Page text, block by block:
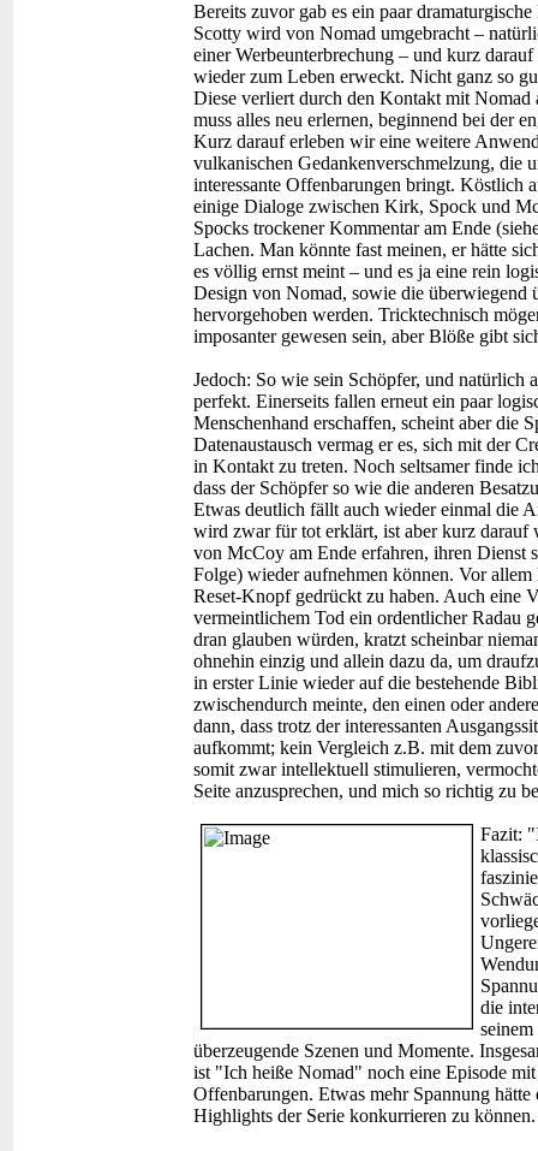
Bereits zuvor gab es ein paar
Scotty wird von Nomad umgebracht –
einer Werbeunterbrechung – und kurz
wieder zum Leben erweckt. Nicht ganz so
Diese verliert durch den Kontakt mit Nomad
muss alles neu erlernen, beginnend bei der
Kurz darauf erleben wir eine weitere
vulkanischen Gedankenverschmelzung, die
interessante Offenbarungen bringt. Köstlich
einige Dialoge zwischen Kirk, Spock und
Spocks trockener Kommentar am Ende
Lachen. Man könnte fast meinen, er hätte
es völlig ernst meint – und es ja eine rein
Design von Nomad, sowie die überwiegend
hervorgehoben werden. Tricktechnisch
imposanter gewesen sein, aber Blöße gibt
Jedoch: So wie sein Schöpfer, und natürlich
perfekt. Einerseits fallen erneut ein paar
Menschenhand erschaffen, scheint aber die
Datenaustausch vermag er es, sich mit der
in Kontakt zu treten. Noch seltsamer finde
dass der Schöpfer so wie die anderen
Etwas deutlich fällt auch wieder einmal die
wird zwar für tot erklärt, ist aber kurz
von McCoy am Ende erfahren, ihren Dienst
Folge) wieder aufnehmen können. Vor
Reset-Knopf gedrückt zu haben. Auch eine
vermeintlichem Tod ein ordentlicher Radau
dran glauben würden, kratzt scheinbar
ohnehin einzig und allein dazu da, um
in erster Linie wieder auf die bestehende
zwischendurch meinte, den einen oder
dann, dass trotz der interessanten
aufkommt; kein Vergleich z.B. mit dem
somit zwar intellektuell stimulieren,
Seite anzusprechen, und mich so richtig zu
Fazit:
die
überzeugende Szenen und Momente.
ist "Ich heiße Nomad" noch eine Episode
Offenbarungen. Etwas mehr Spannung
Highlights der Serie konkurrieren zu können.